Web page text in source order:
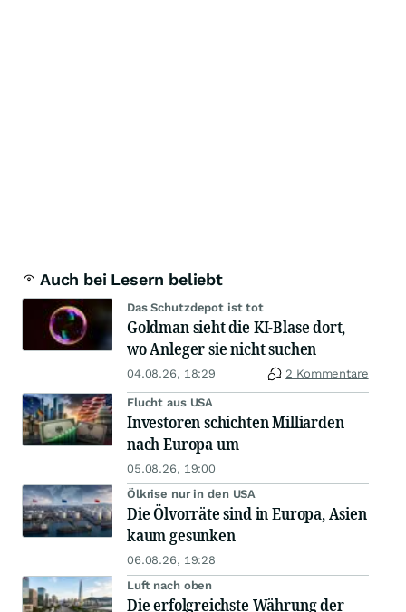
Auch bei Lesern beliebt
Das Schutzdepot ist tot
Goldman sieht die KI-Blase dort,
wo Anleger sie nicht suchen
04.08.26, 18:29 2 Kommentare
Flucht aus USA
Investoren schichten Milliarden
nach Europa um
05.08.26, 19:00
Ölkrise nur in den USA
Die Ölvorräte sind in Europa, Asien
kaum gesunken
06.08.26, 19:28
Luft nach oben
Die erfolgreichste Währung der